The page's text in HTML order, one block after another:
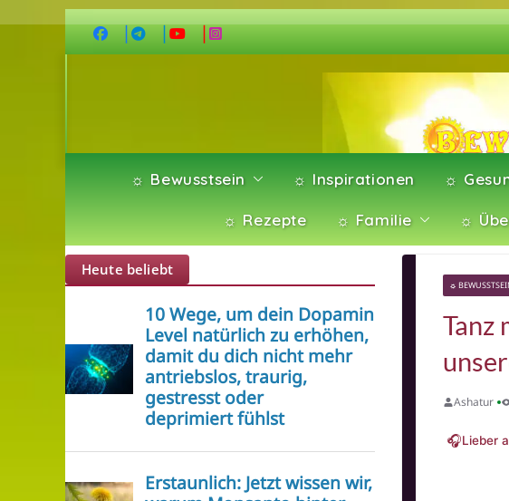
Inhalt
☼ Bewusstsein ☼ Inspirationen ☼
☼ Rezepte ☼ Familie ☼
☼
Tanz
Ashatur
🎧Lieber
Heute beliebt